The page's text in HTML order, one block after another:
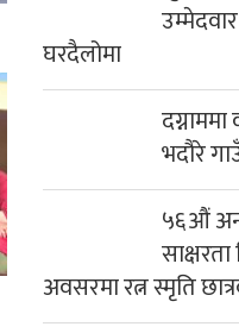
घरदैलोमा
भदौरे
५६औं
अवसरमा रत्न स्मृति